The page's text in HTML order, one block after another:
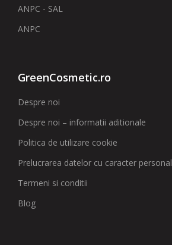
ANPC - SAL
ANPC
GreenCosmetic.ro
Despre noi
Despre noi – informatii aditionale
Politica de utilizare cookie
Prelucrarea datelor cu caracter personal
Termeni si conditii
Blog